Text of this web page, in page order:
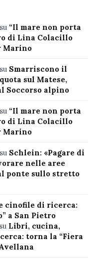
su “Il mare non porta
di Lina Colacillo
Marino
su Smarriscono il
sul Matese,
Soccorso alpino
su “Il mare non porta
di Lina Colacillo
Marino
su Schlein: «Pagare di
nelle aree
ponte sullo stretto
cinofile di ricerca:
a San Pietro
su Libri, cucina,
torna la “Fiera